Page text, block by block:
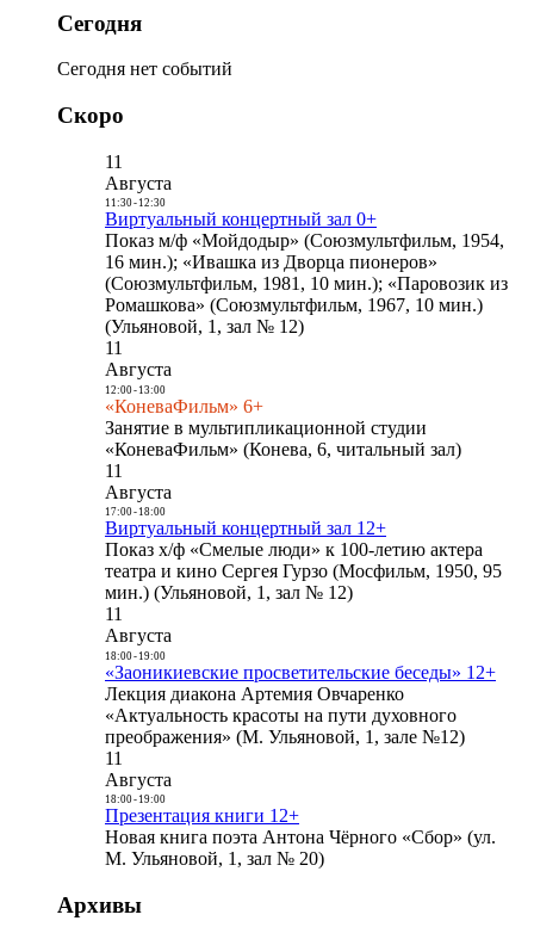
Сегодня
Сегодня нет событий
Скоро
11
Августа
11:30- 12:30
Виртуальный концертный зал 0+
Показ м/ф «Мойдодыр» (Союзмультфильм, 1954,
16 мин.); «Ивашка из Дворца пионеров»
(Союзмультфильм, 1981, 10 мин.); «Паровозик из
Ромашкова» (Союзмультфильм, 1967, 10 мин.)
(Ульяновой, 1, зал № 12)
11
Августа
12:00- 13:00
«КоневаФильм» 6+
Занятие в мультипликационной студии
«КоневаФильм» (Конева, 6, читальный зал)
11
Августа
17:00- 18:00
Виртуальный концертный зал 12+
Показ х/ф «Смелые люди» к 100-летию актера
театра и кино Сергея Гурзо (Мосфильм, 1950, 95
мин.) (Ульяновой, 1, зал № 12)
11
Августа
18:00- 19:00
«Заоникиевские просветительские беседы» 12+
Лекция диакона Артемия Овчаренко
«Актуальность красоты на пути духовного
преображения» (М. Ульяновой, 1, зале №12)
11
Августа
18:00- 19:00
Презентация книги 12+
Новая книга поэта Антона Чёрного «Сбор» (ул.
М. Ульяновой, 1, зал № 20)
Архивы